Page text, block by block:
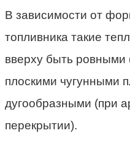
В зависимости от
топливника такие
вверху быть ровными
плоскими чугунными
дугообразными (при
перекрытии).